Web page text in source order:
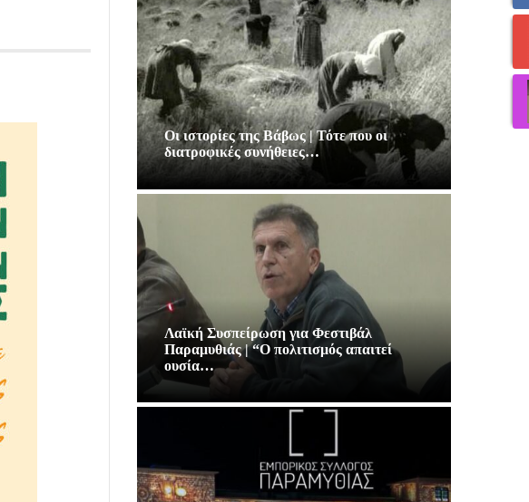
Οι ιστορίες της Βάβως | Τότε που οι
διατροφικές συνήθειες…
Λαϊκή Συσπείρωση για Φεστιβάλ
Παραμυθιάς | “Ο πολιτισμός απαιτεί
ουσία…